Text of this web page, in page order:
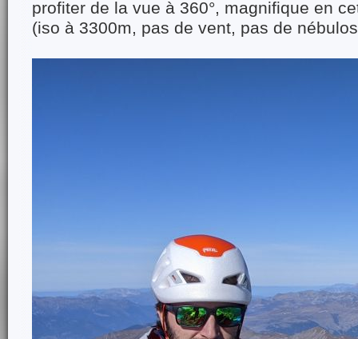
profiter de la vue à 360°, magnifique en
(iso à 3300m, pas de vent, pas de